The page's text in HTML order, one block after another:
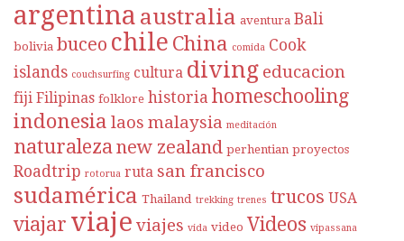
argentina australia aventura Bali
bolivia buceo chile China comida Cook
islands couchsurfing cultura diving educacion
fiji Filipinas folklore historia homeschooling
indonesia laos malaysia meditación
naturalezanew zealand perhentian proyectos
Roadtrip rotorua ruta san francisco
sudamérica Thailand trekking trenes trucos USA
viajar viaje viajes vida video Videos vipassana